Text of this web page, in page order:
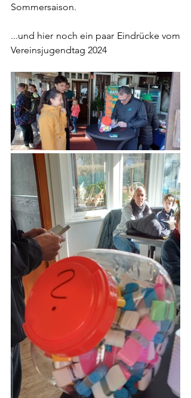
Sommersaison.
...und hier noch ein paar Eindrücke vom
Vereinsjugendtag 2024